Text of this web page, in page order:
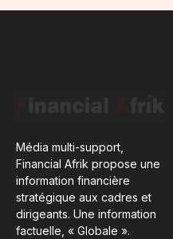
Média multi-support,
Financial Afrik propose une
information financière
stratégique aux cadres et
dirigeants. Une information
factuelle, « Globale ».